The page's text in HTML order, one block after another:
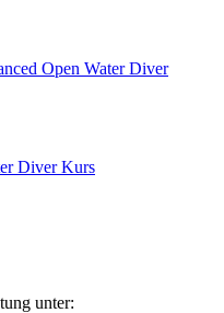
Open Water Diver
Diver Kurs
unter: